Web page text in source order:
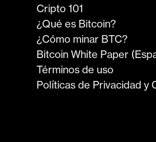
Cripto 101
¿Qué es Bitcoin?
¿Cómo minar BTC?
Bitcoin White Paper
Términos de uso
Políticas de Privacidad y